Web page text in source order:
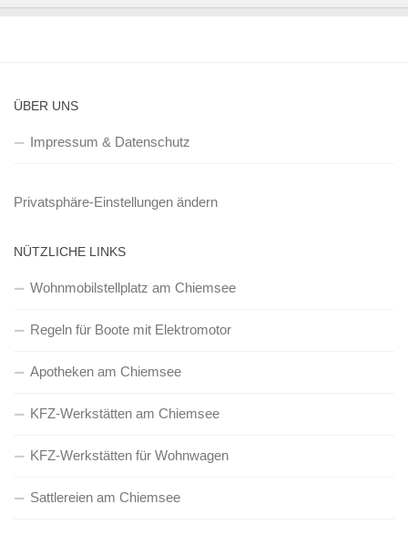
ÜBER UNS
Impressum & Datenschutz
Privatsphäre-Einstellungen ändern
NÜTZLICHE LINKS
Wohnmobilstellplatz am Chiemsee
Regeln für Boote mit Elektromotor
Apotheken am Chiemsee
KFZ-Werkstätten am Chiemsee
KFZ-Werkstätten für Wohnwagen
Sattlereien am Chiemsee